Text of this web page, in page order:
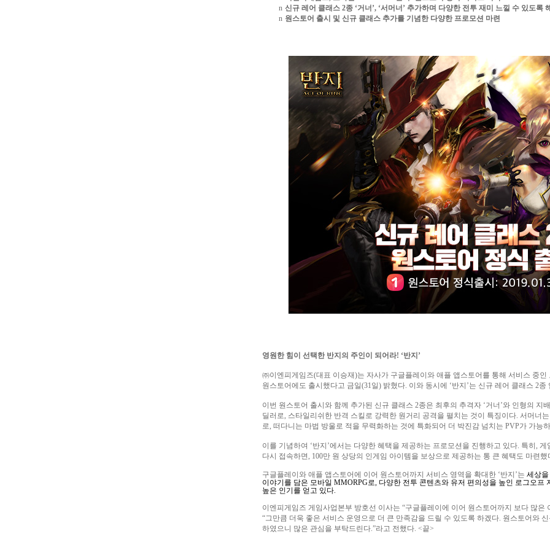
n 신규 레어 클래스 2종 ‘거너 ’, ‘서머너 ’ 추가하며 다양한 전투 재미 느낄 수 있도록
n 원스토어 출시 및 신규 클래스 추가를 기념한 다양한 프로모션 마련
영원한 힘이 선택한 반지의 주인이 되어라! ‘반지’
㈜이엔피게임즈(대표 이승재)는 자사가 구글플레이와 애플 앱스토어를 통해 서비스 중인
원스토어에도 출시했다고 금일 (31일 ) 밝혔다. 이와 동시에 ‘반지 ’는 신규 레어 클래스 2종
이번 원스토어 출시와 함께 추가된 신규 클래스 2종은 최후의 추격자 ‘거너 ’와 인형의 지
딜러로, 스타일리쉬한 반격 스킬로 강력한 원거리 공격을 펼치는 것이 특징이다. 서머너
로, 떠다니는 마법 방울로 적을 무력화하는 것에 특화되어 더 박진감 넘치는 PVP가 가능
이를 기념하여 ‘반지 ’에서는 다양한 혜택을 제공하는 프로모션을 진행하고 있다. 특히 , 게
다시 접속하면, 100만 원 상당의 인게임 아이템을 보상으로 제공하는 통 큰 혜택도 마련했
구글플레이와 애플 앱스토어에 이어 원스토어까지 서비스 영역을 확대한 ‘반지 ’는 세상
이야기를 담은 모바일 MMORPG로, 다양한 전투 콘텐츠와 유저 편의성을 높인 로그오프
높은 인기를 얻고 있다.
이엔피게임즈 게임사업본부 방호선 이사는 “구글플레이에 이어 원스토어까지 보다 많은
“그만큼 더욱 좋은 서비스 운영으로 더 큰 만족감을 드릴 수 있도록 하겠다. 원스토어와
하였으니 많은 관심을 부탁드린다.”라고 전했다. <끝>